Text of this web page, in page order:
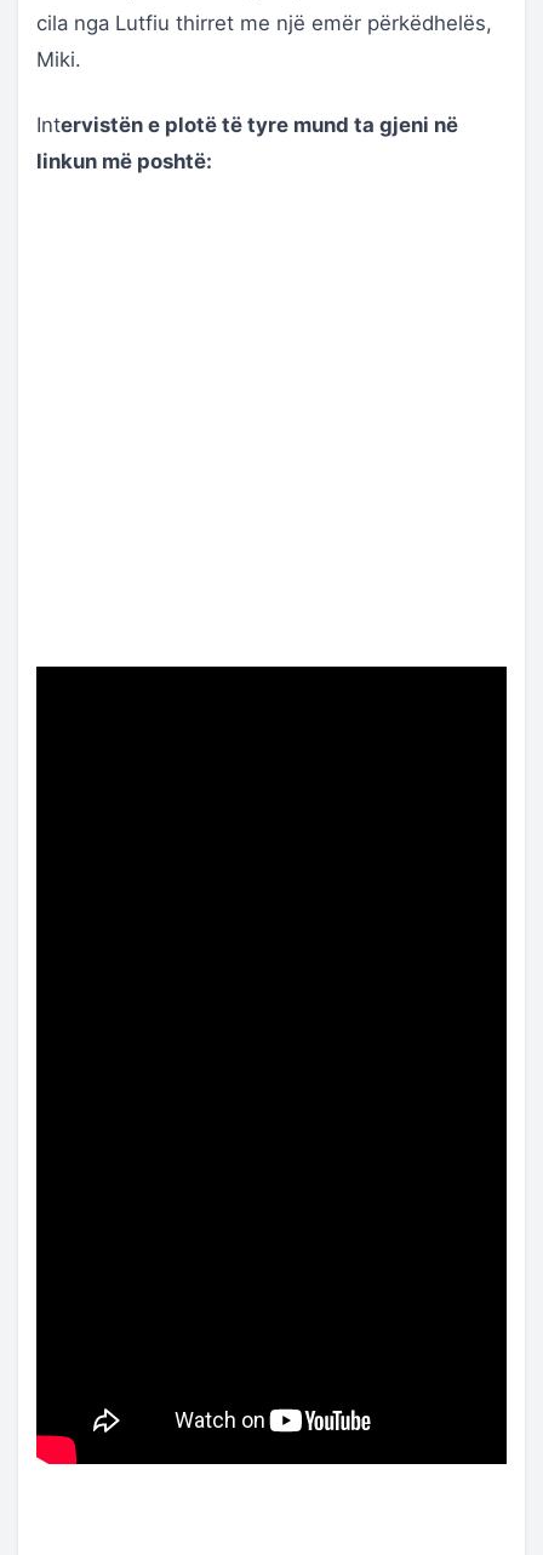
cila nga Lutfiu thirret me një emër përkëdhelës,
Miki.
Intervistën e plotë të tyre mund ta gjeni në
linkun më poshtë: